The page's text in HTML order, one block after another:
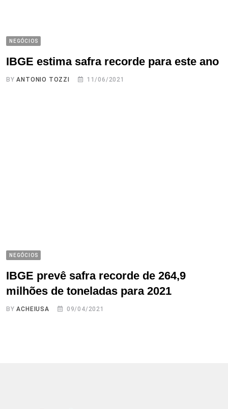
NEGÓCIOS
IBGE estima safra recorde para este ano
BYANTONIO TOZZI 11/06/2021
NEGÓCIOS
IBGE prevê safra recorde de 264,9
milhões de toneladas para 2021
BYACHEIUSA 09/04/2021